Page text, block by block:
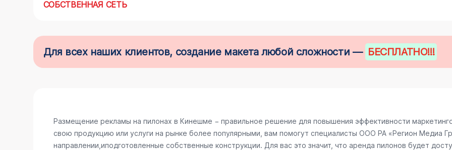
СОБСТВЕННАЯ СЕТЬ
Для всех наших клиентов, создание макета любой сложности — БЕСПЛАТНО!!!
Размещение рекламы на пилонах в Кинешме − правильное решение для повышения эффективности
свою продукцию или услуги на рынке более популярными, вам помогут специалисты ООО РА «Регион Медиа
направлении,иподготовленные собственные конструкции. Для вас это значит, что аренда пилонов будет